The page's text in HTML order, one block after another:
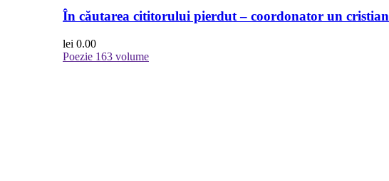
În căutarea cititorului pierdut – coordonator un cristian
lei 0.00
Poezie 163 volume